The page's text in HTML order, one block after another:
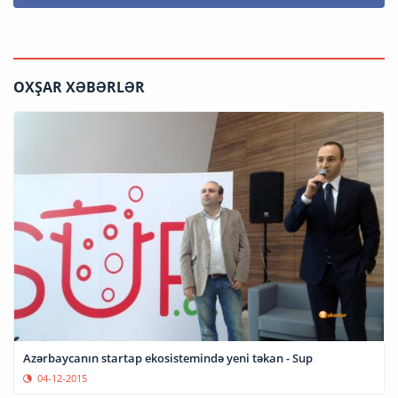
OXŞAR XƏBƏRLƏR
Azərbaycanın startap ekosistemində yeni təkan - Sup
04-12-2015